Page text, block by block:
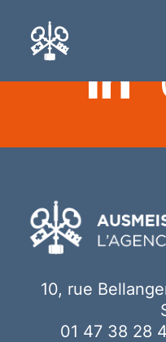
10, rue
01 47 38 28